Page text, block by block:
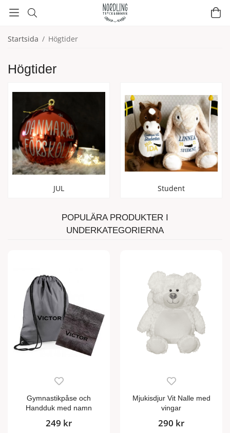
Startsida / Högtider
Högtider
JUL Student
POPULÄRA PRODUKTER I
UNDERKATEGORIERNA
Gymnastikpåse och
Handduk med namn
249 kr
Mjukisdjur Vit Nalle med
vingar
290 kr